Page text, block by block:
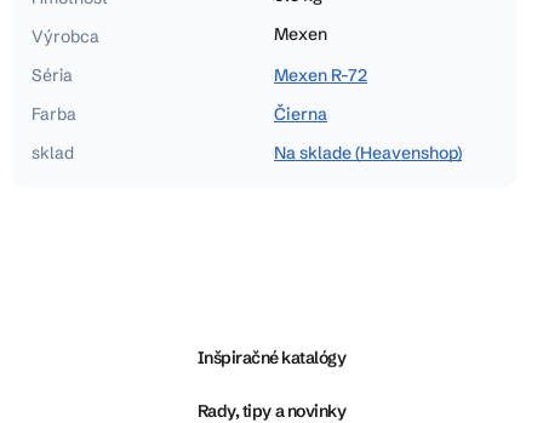
Výrobca
Mexen
Séria
Mexen R-72
Farba
Čierna
sklad
Na sklade (Heavenshop)
Inšpiračné katalógy
Rady, tipy a novinky